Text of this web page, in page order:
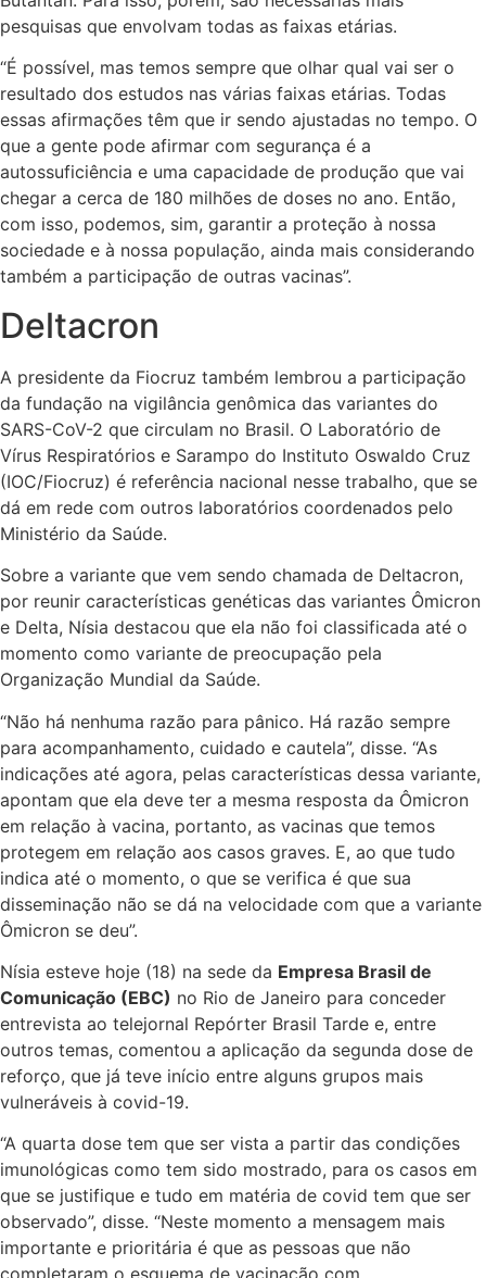
pesquisas que envolvam todas as faixas etárias.
“É possível, mas temos sempre que olhar qual vai ser o
resultado dos estudos nas várias faixas etárias. Todas
essas afirmações têm que ir sendo ajustadas no tempo. O
que a gente pode afirmar com segurança é a
autossuficiência e uma capacidade de produção que vai
chegar a cerca de 180 milhões de doses no ano. Então,
com isso, podemos, sim, garantir a proteção à nossa
sociedade e à nossa população, ainda mais considerando
também a participação de outras vacinas”.
Deltacron
A presidente da Fiocruz também lembrou a participação
da fundação na vigilância genômica das variantes do
SARS-CoV-2 que circulam no Brasil. O Laboratório de
Vírus Respiratórios e Sarampo do Instituto Oswaldo Cruz
(IOC/Fiocruz) é referência nacional nesse trabalho, que se
dá em rede com outros laboratórios coordenados pelo
Ministério da Saúde.
Sobre a variante que vem sendo chamada de Deltacron,
por reunir características genéticas das variantes Ômicron
e Delta, Nísia destacou que ela não foi classificada até o
momento como variante de preocupação pela
Organização Mundial da Saúde.
“Não há nenhuma razão para pânico. Há razão sempre
para acompanhamento, cuidado e cautela”, disse. “As
indicações até agora, pelas características dessa variante,
apontam que ela deve ter a mesma resposta da Ômicron
em relação à vacina, portanto, as vacinas que temos
protegem em relação aos casos graves. E, ao que tudo
indica até o momento, o que se verifica é que sua
disseminação não se dá na velocidade com que a variante
Ômicron se deu”.
Nísia esteve hoje (18) na sede da Empresa Brasil de
Comunicação (EBC) no Rio de Janeiro para conceder
entrevista ao telejornal Repórter Brasil Tarde e, entre
outros temas, comentou a aplicação da segunda dose de
reforço, que já teve início entre alguns grupos mais
vulneráveis à covid-19.
“A quarta dose tem que ser vista a partir das condições
imunológicas como tem sido mostrado, para os casos em
que se justifique e tudo em matéria de covid tem que ser
observado”, disse. “Neste momento a mensagem mais
importante e prioritária é que as pessoas que não